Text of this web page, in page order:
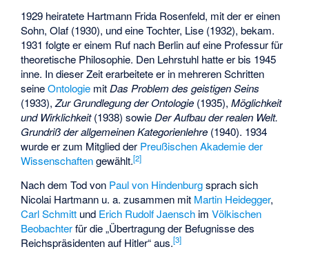
1929 heiratete Hartmann Frida Rosenfeld, mit der er einen
Sohn, Olaf (1930), und eine Tochter, Lise (1932), bekam.
1931 folgte er einem Ruf nach Berlin auf eine Professur für
theoretische Philosophie. Den Lehrstuhl hatte er bis 1945
inne. In dieser Zeit erarbeitete er in mehreren Schritten
seineOntologie mitDas Problem des geistigen Seins
(1933),Zur Grundlegung der Ontologie (1935),Möglichkeit
und Wirklichkeit(1938) sowieDer Aufbau der realen Welt.
Grundriß der allgemeinen Kategorienlehre (1940). 1934
wurde er zum Mitglied der Preußischen Akademie der
Wissenschaftengewählt.[2]
Nach dem Tod von Paul von Hindenburgsprach sich
Nicolai Hartmann u. a. zusammen mit Martin Heidegger,
Carl Schmitt und Erich Rudolf Jaensch imVölkischen
Beobachterfür die „Übertragung der Befugnisse des
Reichspräsidenten auf Hitler“ aus.[3]